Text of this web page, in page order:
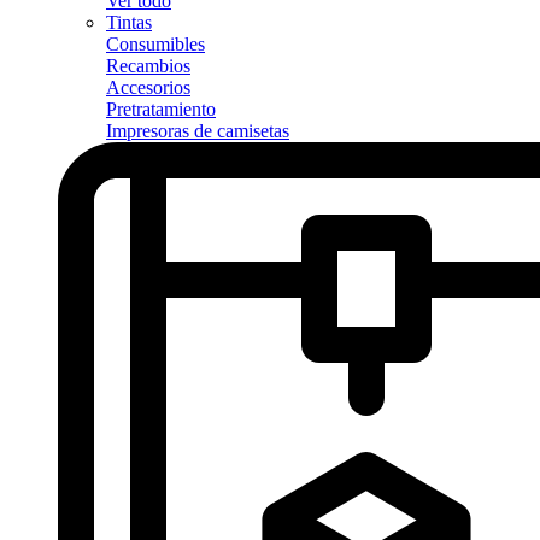
Tintas
Consumibles
Recambios
Accesorios
Pretratamiento
Impresoras de camisetas